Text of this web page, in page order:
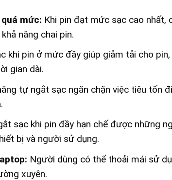
mức: Khi pin đạt mức sạc cao
năng chai pin.
khi pin ở mức đầy giúp giảm tải cho
gian dài.
tự ngắt sạc ngăn chặn việc tiêu tốn
sạc khi pin đầy hạn chế được những
bị và người sử dụng.
Người dùng có thể thoải mái sử
xuyên.